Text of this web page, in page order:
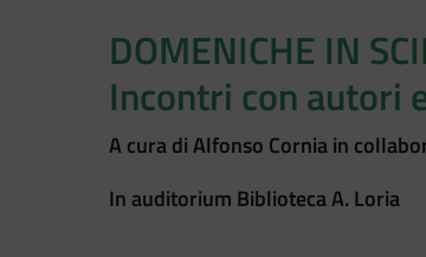
DOMENICHE IN
Incontri con autori
A cura di Alfonso Cornia in
In auditorium Biblioteca A. Loria